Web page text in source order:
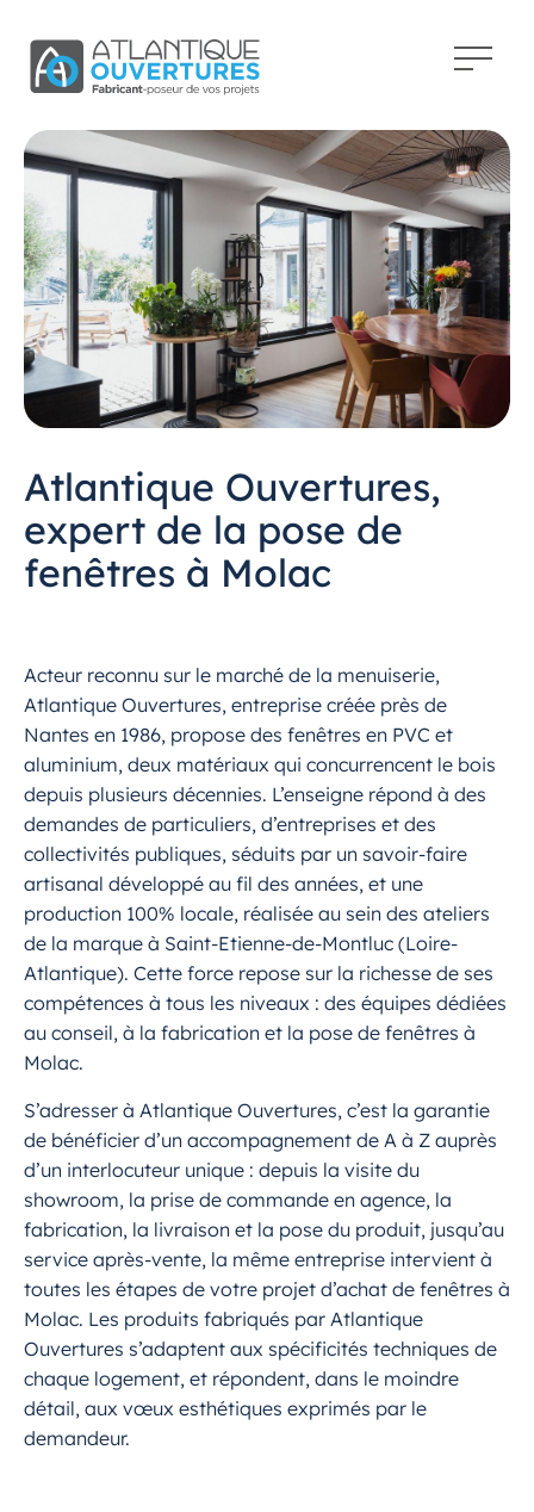
Atlantique Ouvertures,
expert de la pose de
fenêtres à Molac
Acteur reconnu sur le marché de la menuiserie,
Atlantique Ouvertures, entreprise créée près de
Nantes en 1986, propose des fenêtres en PVC et
aluminium, deux matériaux qui concurrencent le bois
depuis plusieurs décennies. L’enseigne répond à des
demandes de particuliers, d’entreprises et des
collectivités publiques, séduits par un savoir-faire
artisanal développé au fil des années, et une
production 100% locale, réalisée au sein des ateliers
de la marque à Saint-Etienne-de-Montluc (Loire-
Atlantique). Cette force repose sur la richesse de ses
compétences à tous les niveaux : des équipes dédiées
au conseil, à la fabrication et la pose de fenêtres à
Molac.
S’adresser à Atlantique Ouvertures, c’est la garantie
de bénéficier d’un accompagnement de A à Z auprès
d’un interlocuteur unique : depuis la visite du
showroom, la prise de commande en agence, la
fabrication, la livraison et la pose du produit, jusqu’au
service après-vente, la même entreprise intervient à
toutes les étapes de votre projet d’achat de fenêtres à
Molac. Les produits fabriqués par Atlantique
Ouvertures s’adaptent aux spécificités techniques de
chaque logement, et répondent, dans le moindre
détail, aux vœux esthétiques exprimés par le
demandeur.